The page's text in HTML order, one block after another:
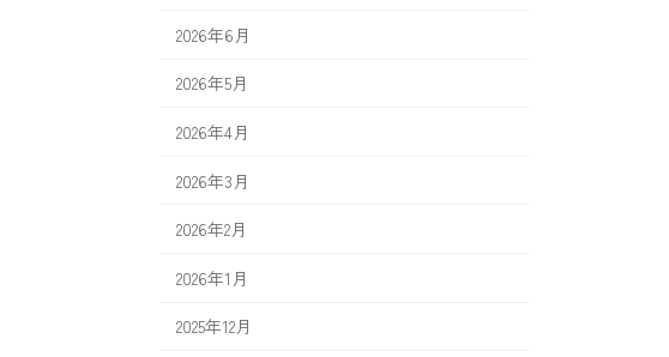
2026年6月
2026年5月
2026年4月
2026年3月
2026年2月
2026年1月
2025年12月